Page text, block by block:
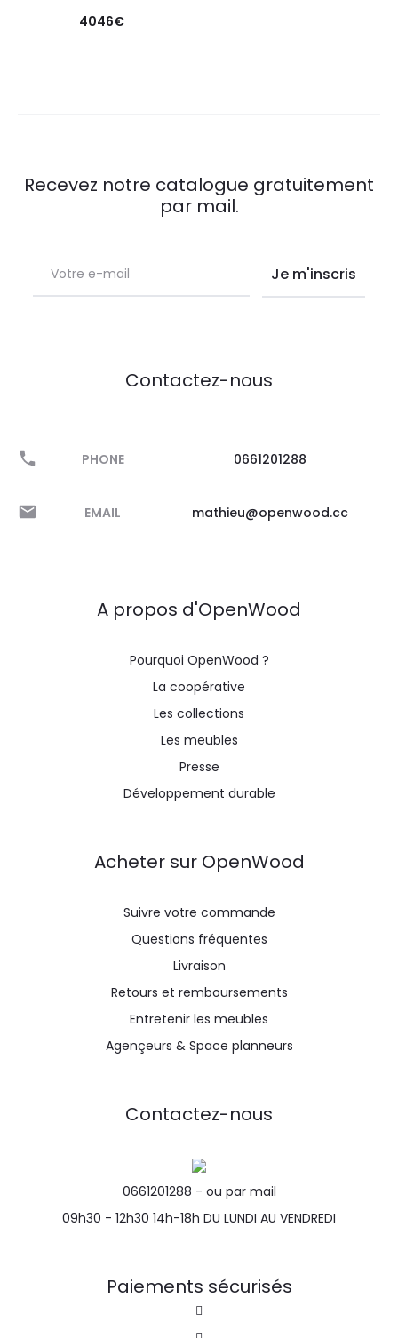
4046€
Recevez notre catalogue gratuitement
par mail.
Contactez-nous
PHONE 0661201288
EMAIL mathieu@openwood.cc
A propos d'OpenWood
Pourquoi OpenWood ?
La coopérative
Les collections
Les meubles
Presse
Développement durable
Acheter sur OpenWood
Suivre votre commande
Questions fréquentes
Livraison
Retours et remboursements
Entretenir les meubles
Agençeurs & Space planneurs
Contactez-nous
0661201288 - ou par mail
09h30 - 12h30 14h-18h DU LUNDI AU VENDREDI
Paiements sécurisés